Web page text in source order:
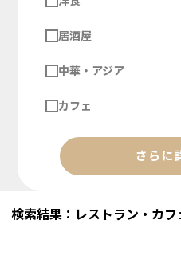
居酒屋
中華・アジア
カフェ
さらに
検索結果：レストラン・カフ